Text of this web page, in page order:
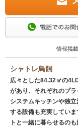
情報掲
シャトレ鳥飼
広々とした84.32㎡の
があり、それぞれのプラ
システムキッチンや独
する設備も充実してい
トと一緒に暮らせるの